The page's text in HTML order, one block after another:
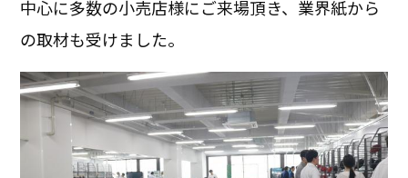
中心に多数の小売店様にご来場頂き、業界紙から
の取材も受けました。